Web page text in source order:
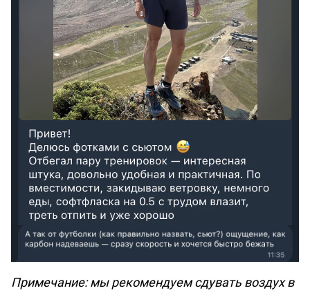
Примечание: мы рекомендуем сдувать воздух в